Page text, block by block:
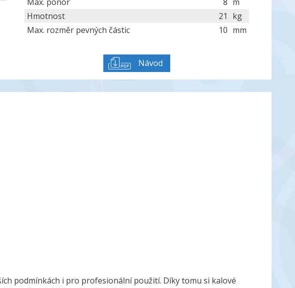
Hmotnost
21
kg
Max. rozměr pevných částic
10 mm
Návod
podmínkách i pro profesionální použití. Díky tomu si kalové